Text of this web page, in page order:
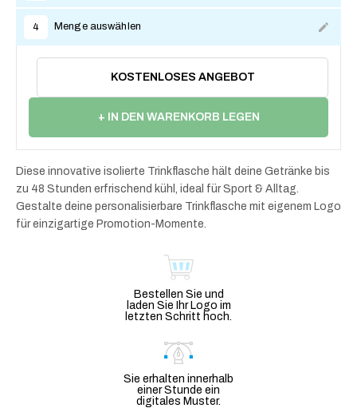
4 Menge auswählen
KOSTENLOSES ANGEBOT
+ IN DEN WARENKORB LEGEN
Diese innovative isolierte Trinkflasche hält deine Getränke bis
zu 48 Stunden erfrischend kühl, ideal für Sport & Alltag.
Gestalte deine personalisierbare Trinkflasche mit eigenem Logo
für einzigartige Promotion-Momente.
Bestellen Sie und
laden Sie Ihr Logo im
letzten Schritt hoch.
Sie erhalten innerhalb
einer Stunde ein
digitales Muster.